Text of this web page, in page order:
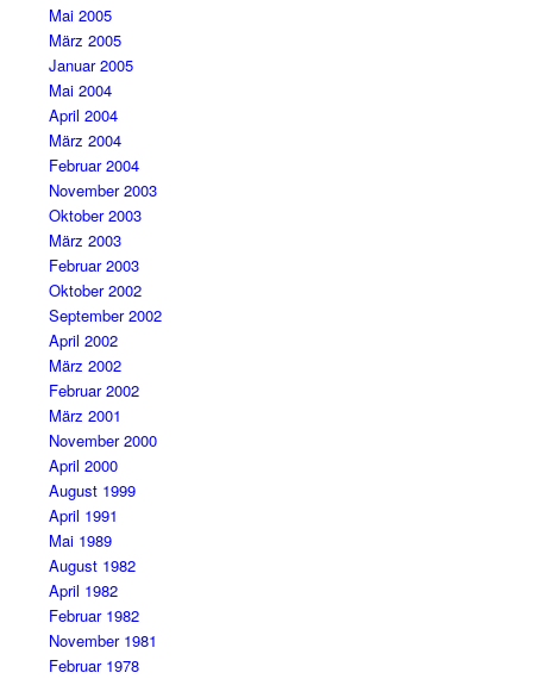
Mai 2005
März 2005
Januar 2005
Mai 2004
April 2004
März 2004
Februar 2004
November 2003
Oktober 2003
März 2003
Februar 2003
Oktober 2002
September 2002
April 2002
März 2002
Februar 2002
März 2001
November 2000
April 2000
August 1999
April 1991
Mai 1989
August 1982
April 1982
Februar 1982
November 1981
Februar 1978